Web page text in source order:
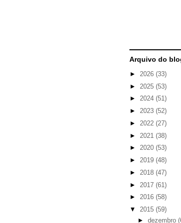
Arquivo do
► 2026 (33)
► 2025 (53)
► 2024 (51)
► 2023 (52)
► 2022 (27)
► 2021 (38)
► 2020 (53)
► 2019 (48)
► 2018 (47)
► 2017 (61)
► 2016 (58)
▼ 2015 (59)
► dezembro